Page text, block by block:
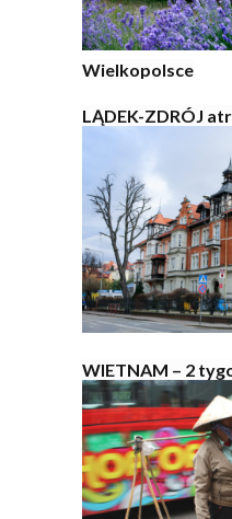
Wielkopolsce
LĄDEK-ZDRÓJ
WIETNAM – 2